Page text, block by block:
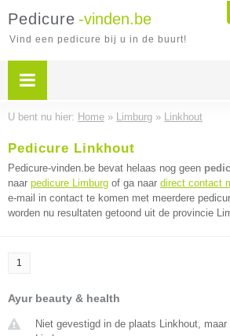
Pedicure -vinden.be
Vind een pedicure bij u in de buurt!
U bent nu hier: Home » Limburg » Linkhout
Pedicure Linkhout
Pedicure-vinden.be bevat helaas nog geen
naar pedicure Limburg of ga naar direct contact
e-mail in contact te komen met meerdere
worden nu resultaten getoond uit de provincie
1
Ayur beauty & health
Niet gevestigd in de plaats Linkhout,